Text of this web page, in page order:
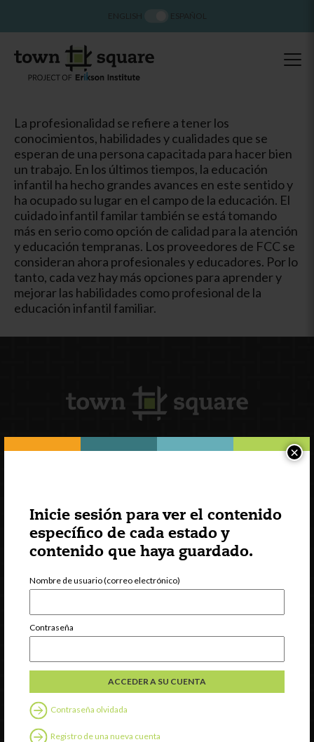
Inicie sesión para ver el contenido
específico de cada estado y
contenido que haya guardado.
Nombre de usuario (correo electrónico)
Contraseña
Contraseña olvidada
Registro de una nueva cuenta
×
La profesionalidad se refiere a tener los
conocimientos, habilidades y cualidades que se
esperan de una persona capacitada para hacer bien
un trabajo. En los últimos tiempos, la educación
infantil ha hecho grandes avances en este sentido y
ha ocupado su lugar en el campo de la educación. El
cuidado infantil familar también se está tomando
más en serio como opción de calidad para la atención
y educación tempranas. Los proveedores de FCC se
consideran ahora profesionales y educadores. Por lo
tanto, cada vez hay más opciones para aprender y
mejorar las habilidades como profesional de la
educación infantil familiar.
ExceleRate
Español
English
ENGLISH ESPAÑOL